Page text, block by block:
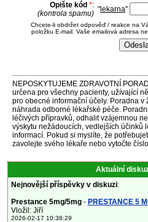
Opište kód *:
(kontrola spamu) " lekarna"
Chcete-li obdržet odpověď / reakce na
položku E-mail. Vaše emailová adresa
NEPOSKYTUJEME ZDRAVOTNÍ
určena pro všechny pacienty, užívající
pro obecné informační účely. Poradna
náhrada odborné lékařské péče.
léčivých přípravků, odhalit vzájemnou
výskytu nežádoucích, vedlejších účinků
informací. Pokud si myslíte, že
zavolejte svého lékaře nebo vytočte
Aktuální
Nejnovější příspěvky v diskuzi:
Prestance 5mg/5mg- PRESTANCE 5
Vložil: Jiří
2026-02-17 10:38:29